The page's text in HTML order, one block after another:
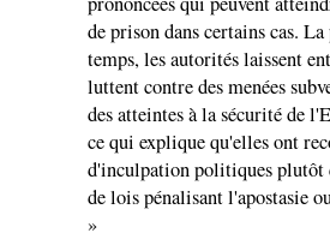
de prison dans certains cas.
temps, les autorités laissent
luttent contre des menées
des atteintes à la sécurité de
ce qui explique qu'elles ont
d'inculpation politiques plutôt
de lois pénalisant l'apostasie
»